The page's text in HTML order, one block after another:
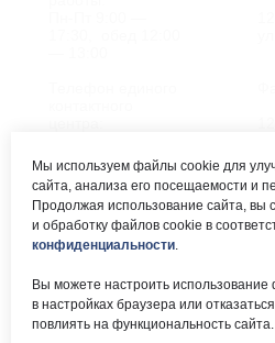
okc-
svao@svao.mos.ru
Почта:
Об учреждении:
О ГБУ «ОКЦ СВАО»
Мы используем файлы cookie для
сайта, анализа его посещаемости и
Продолжая использование сайта, вы
и обработку файлов cookie в
конфиденциальности.
Вы можете настроить использование
в настройках браузера или
повлиять на функциональность сайта.